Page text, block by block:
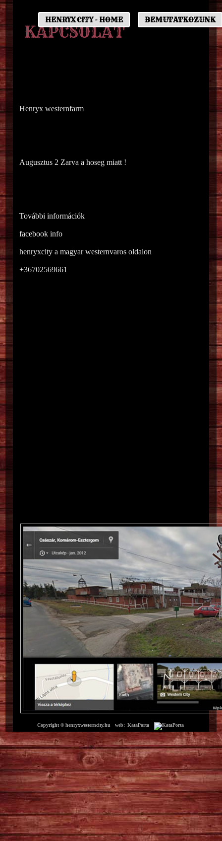
HENRYX CITY - HOME BEMUTATKOZUNK
KAPCSOLAT
Henryx westernfarm
Augusztus 2 Zarva a hoseg miatt !
További információk
facebook info
henryxcity a magyar westernvaros oldalon
+36702569661
Copyright © henryxwesterncity.hu web: KataPorta